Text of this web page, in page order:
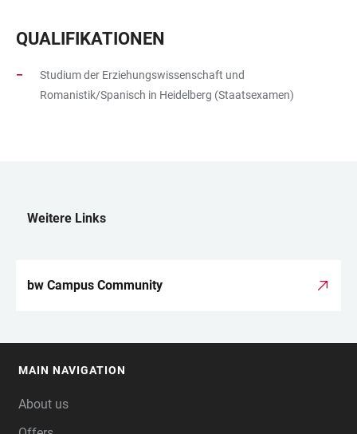
QUALIFIKATIONEN
Studium der Erziehungswissenschaft und
Romanistik/Spanisch in Heidelberg (Staatsexamen)
LINKS
Weitere Links
bw Campus Community
MAIN NAVIGATION
About us